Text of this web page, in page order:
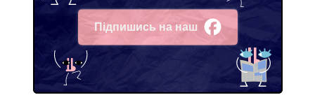
Підпишись на наш
Facebook